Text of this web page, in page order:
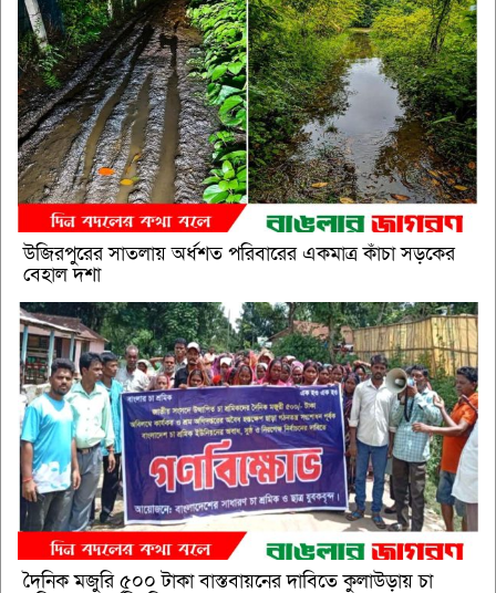
উজিরপুরের সাতলায় অর্ধশত পরিবারের একমাত্র কাঁচা সড়কের
বেহাল দশা
দৈনিক মজুরি ৫০০ টাকা বাস্তবায়নের দাবিতে কুলাউড়ায় চা